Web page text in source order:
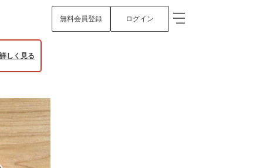
無料会員登録 ログイン
詳しく見る